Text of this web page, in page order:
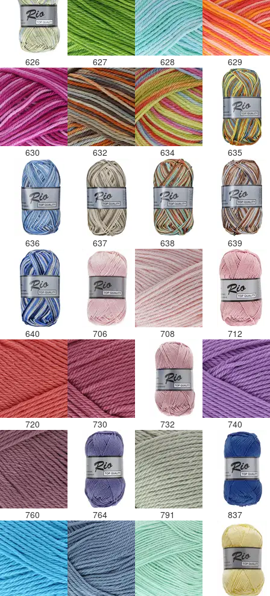
626 627 628 629
630 632 634 635
636 637 638 639
640 706 708 712
720 730 732 740
760 764 791 837